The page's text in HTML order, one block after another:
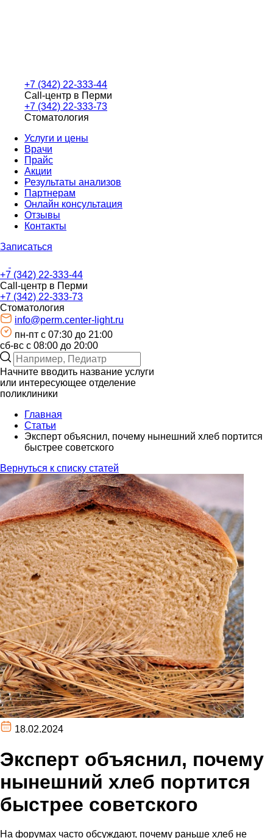
+7 (342) 22-333-44
Call-центр в Перми
+7 (342) 22-333-73
Стоматология
Услуги и цены
Врачи
Прайс
Акции
Результаты анализов
Партнерам
Онлайн консультация
Отзывы
Контакты
Записаться
+7 (342) 22-333-44
Call-центр в Перми
+7 (342) 22-333-73
Стоматология
info@perm.center-light.ru
пн-пт c 07:30 до 21:00
сб-вс с 08:00 до 20:00
Начните вводить название услуги
или интересующее отделение
поликлиники
Главная
Статьи
Эксперт объяснил, почему нынешний хлеб портится
быстрее советского
Вернуться к списку статей
18.02.2024
Эксперт объяснил, почему
нынешний хлеб портится
быстрее советского
На форумах часто обсуждают, почему раньше хлеб не